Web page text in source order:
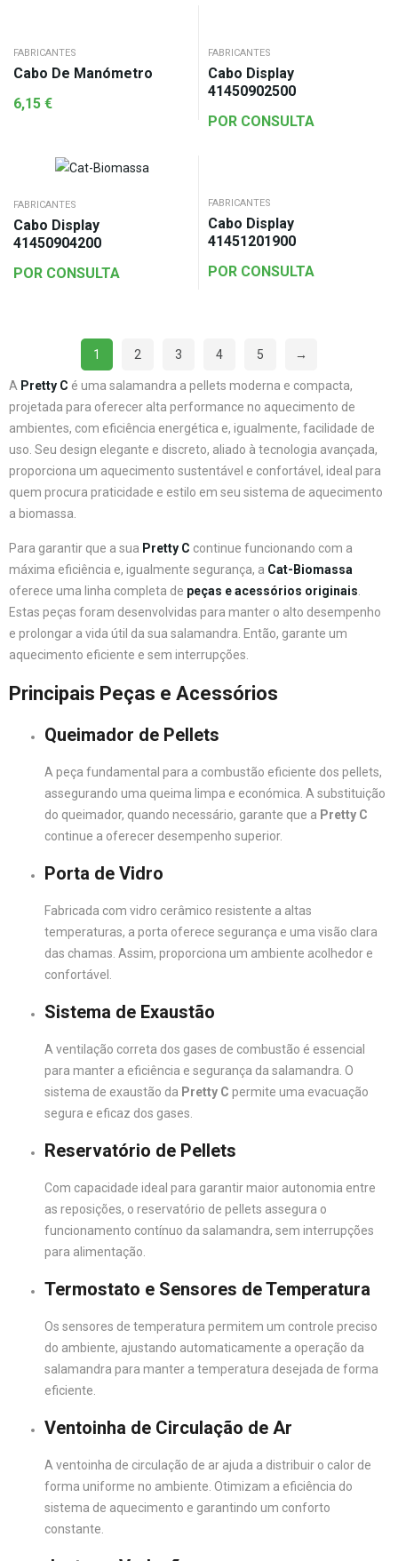
FABRICANTES
Cabo De Manómetro
6,15 €
FABRICANTES
Cabo Display
41450902500
POR CONSULTA
FABRICANTES
Cabo Display
41450904200
POR CONSULTA
FABRICANTES
Cabo Display
41451201900
POR CONSULTA
1 2 3 4 5 →
A Pretty C é uma salamandra a pellets moderna e compacta,
projetada para oferecer alta performance no aquecimento de
ambientes, com eficiência energética e, igualmente, facilidade de
uso. Seu design elegante e discreto, aliado à tecnologia avançada,
proporciona um aquecimento sustentável e confortável, ideal para
quem procura praticidade e estilo em seu sistema de aquecimento
a biomassa.
Para garantir que a sua Pretty C continue funcionando com a
máxima eficiência e, igualmente segurança, a Cat-Biomassa
oferece uma linha completa de peças e acessórios originais
Estas peças foram desenvolvidas para manter o alto desempenho
e prolongar a vida útil da sua salamandra. Então, garante um
aquecimento eficiente e sem interrupções.
Principais Peças e Acessórios
Queimador de Pellets
A peça fundamental para a combustão eficiente dos pellets,
assegurando uma queima limpa e económica. A substituição
do queimador, quando necessário, garante que a Pretty C
continue a oferecer desempenho superior.
Porta de Vidro
Fabricada com vidro cerâmico resistente a altas
temperaturas, a porta oferece segurança e uma visão clara
das chamas. Assim, proporciona um ambiente acolhedor e
confortável.
Sistema de Exaustão
A ventilação correta dos gases de combustão é essencial
para manter a eficiência e segurança da salamandra. O
sistema de exaustão da Pretty C permite uma evacuação
segura e eficaz dos gases.
Reservatório de Pellets
Com capacidade ideal para garantir maior autonomia entre
as reposições, o reservatório de pellets assegura o
funcionamento contínuo da salamandra, sem interrupções
para alimentação.
Termostato e Sensores de Temperatura
Os sensores de temperatura permitem um controle preciso
do ambiente, ajustando automaticamente a operação da
salamandra para manter a temperatura desejada de forma
eficiente.
Ventoinha de Circulação de Ar
A ventoinha de circulação de ar ajuda a distribuir o calor de
forma uniforme no ambiente. Otimizam a eficiência do
sistema de aquecimento e garantindo um conforto
constante.